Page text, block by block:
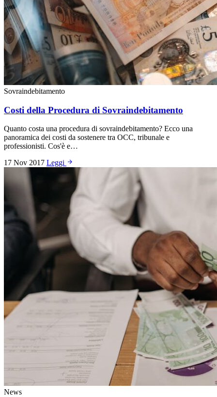
Sovraindebitamento
Costi della Procedura di Sovraindebitamento
Quanto costa una procedura di sovraindebitamento? Ecco una
panoramica dei costi da sostenere tra OCC, tribunale e
professionisti. Cos'è e…
17 Nov 2017 Leggi
News